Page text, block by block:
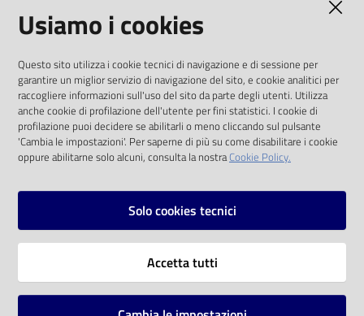
Eventi
Chiedi al
bibliotecario
Avvisi
solo alle condizioni previste dalla direttiva
comunitaria 2003/98/CE e dal d.lgs. 36/2006
SOCIAL
Instagram
Vai alla pagina
Usiamo i cookies
Questo sito utilizza i cookie tecnici di navigazione e di sessione per
garantire un miglior servizio di navigazione del sito, e cookie analitici per
raccogliere informazioni sull'uso del sito da parte degli utenti. Utilizza
anche cookie di profilazione dell'utente per fini statistici. I cookie di
profilazione puoi decidere se abilitarli o meno cliccando sul pulsante
'Cambia le impostazioni'. Per saperne di più su come disabilitare i cookie
oppure abilitarne solo alcuni, consulta la nostraCookie Policy.
Solo cookies tecnici
Accetta tutti